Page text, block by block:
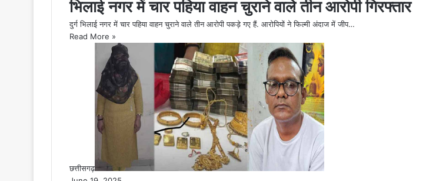
भिलाई नगर में चार पहिया वाहन चुराने वाले तीन आरोपी गिरफ्तार
दुर्ग भिलाई नगर में चार पहिया वाहन चुराने वाले तीन आरोपी पकड़े गए हैं. आरोपियों ने फिल्मी अंदाज में जीप…
Read More »
छत्तीसगढ़